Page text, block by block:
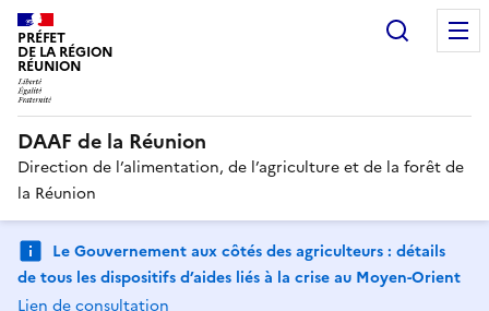
PRÉFET
DE LA RÉGION
RÉUNION
DAAF de la Réunion
Direction de l’alimentation, de l’agriculture et de la forêt de
la Réunion
Le Gouvernement aux côtés des agriculteurs : détails
de tous les dispositifs d’aides liés à la crise au Moyen-Orient
Lien de consultation